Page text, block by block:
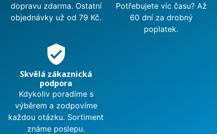
dopravu zdarma. Ostatní
objednávky už od 79 Kč.
Potřebujete víc času? Až
60 dní za drobný
poplatek.
verified_user
Skvělá zákaznická
podpora
Kdykoliv poradíme s
výběrem a zodpovíme
každou otázku. Sortiment
známe poslepu.